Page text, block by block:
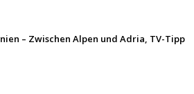
– Zwischen Alpen und Adria, TV-Tipp